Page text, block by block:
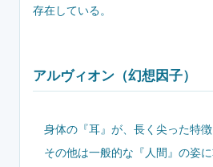
存在している。
アルヴィオン（幻想因子）
身体の『耳』が、長く尖った特徴
その他は一般的な『人間』の姿に